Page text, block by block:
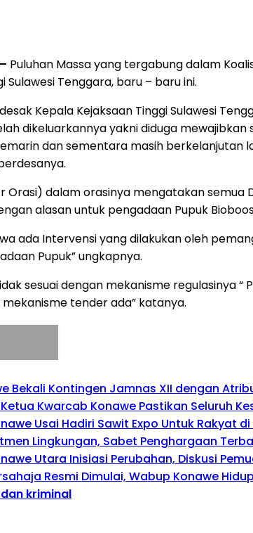
Puluhan Massa yang tergabung dalam
Sulawesi Tenggara, baru – baru ini.
Kepala Kejaksaan Tinggi Sulawesi
dikeluarkannya yakni diduga
dan sementara masih berkelanjutan
Orasi) dalam orasinya mengatakan semua
alasan untuk pengadaan Pupuk
ada Intervensi yang dilakukan oleh
Pupuk” ungkapnya.
sesuai dengan mekanisme regulasinya
tender ada” katanya.
Bekali Kontingen Jamnas XII dengan
Kwarcab Konawe Pastikan Seluruh
Usai Hadiri Sawit Expo Untuk Rakyat
Lingkungan, Sabet Penghargaan
Utara Inisiasi Perubahan, Diskusi
Resmi Dimulai, Wabup Konawe
kriminal